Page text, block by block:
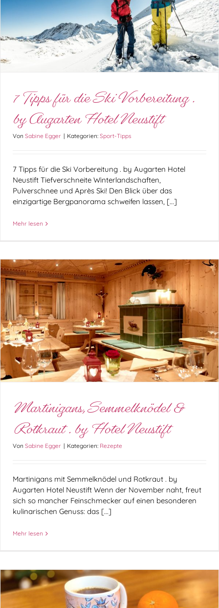
7 Tipps für die Ski Vorbereitung . by Augarten
Hotel Neustift
Sport-Tipps
7 Tipps für die Ski Vorbereitung .
by Augarten Hotel Neustift
Von Sabine Egger | Kategorien: Sport-Tipps
7 Tipps für die Ski Vorbereitung . by Augarten Hotel
Neustift Tiefverschneite Winterlandschaften,
Pulverschnee und Après Ski! Den Blick über das
einzigartige Bergpanorama schweifen lassen, [...]
Mehr lesen
Martinigans,Semmelknödel & Rotkraut . by
Hotel Neustift
Rezepte
Martinigans,Semmelknödel &
Rotkraut . by Hotel Neustift
Von Sabine Egger | Kategorien: Rezepte
Martinigans mit Semmelknödel und Rotkraut . by
Augarten Hotel Neustift Wenn der November naht, freut
sich so mancher Feinschmecker auf einen besonderen
kulinarischen Genuss: das [...]
Mehr lesen